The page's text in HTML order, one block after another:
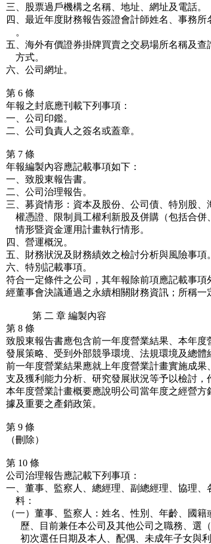
三、股票過戶機構之名稱、地址、網
四、最近年度財務報告簽證會計師姓名、事務
。
五、海外有價證券掛牌買賣之交易場所名稱及查
方式。
六、公司網址。
第 6 條
年報之封底應刊載下列事項：
一、公司印鑑。
二、公司負責人之簽名或蓋章。
第 7 條
年報編製內容應記載事項如下：
一、致股東報告書。
二、公司治理報告。
三、募資情形：資本及股份、公司債、特別股、
權憑證、限制員工權利新股及併購（包括合併
情形暨資金運用計畫執行情形。
四、營運概況。
五、財務狀況及財務績效之檢討分析與風險事項。
六、特別記載事項。
符合一定條件之公司，其年報除前項應記載事項
經董事會決議通過之永續相關財務資訊；所稱一
第 二 章 編製內容
第 8 條
致股東報告書應包含前一年度營業結果、本年度
發展策略、受到外部競爭環境、法規環境及總體
前一年度營業結果應就上年度營業計畫實施成果
支及獲利能力分析、研究發展狀況等予以檢討，
本年度營業計畫概要應說明公司當年度之經營方
據及重要之產銷政策。
第 9 條
（刪除）
第 10 條
公司治理報告應記載下列事項：
一、董事、監察人、總經理、副總經理、協理、
料：
（一）董事、監察人：姓名、性別、年齡、國籍
歷、目前兼任本公司及其他公司之職務、選（
初次選任日期及本人、配偶、未成年子女與